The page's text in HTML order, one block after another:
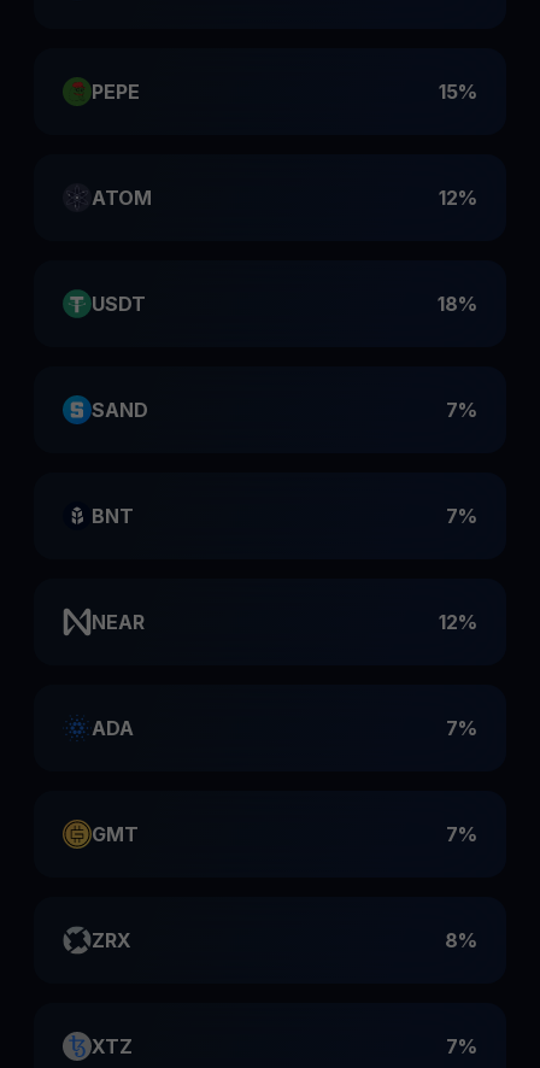
PEPE 15%
ATOM 12%
USDT 18%
SAND 7%
BNT 7%
NEAR 12%
ADA 7%
GMT 7%
ZRX 8%
XTZ 7%